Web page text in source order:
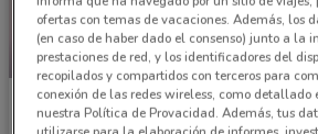
NUEVO
Soriana Express
ofertas con temas de vacaciones. Además, los
(en caso de haber dado el consenso) junto a la
prestaciones de red, y los identificadores del
recopilados y compartidos con terceros para
conexión de las redes wireless, como detallado
nuestra Política de Provacidad. Además, tus